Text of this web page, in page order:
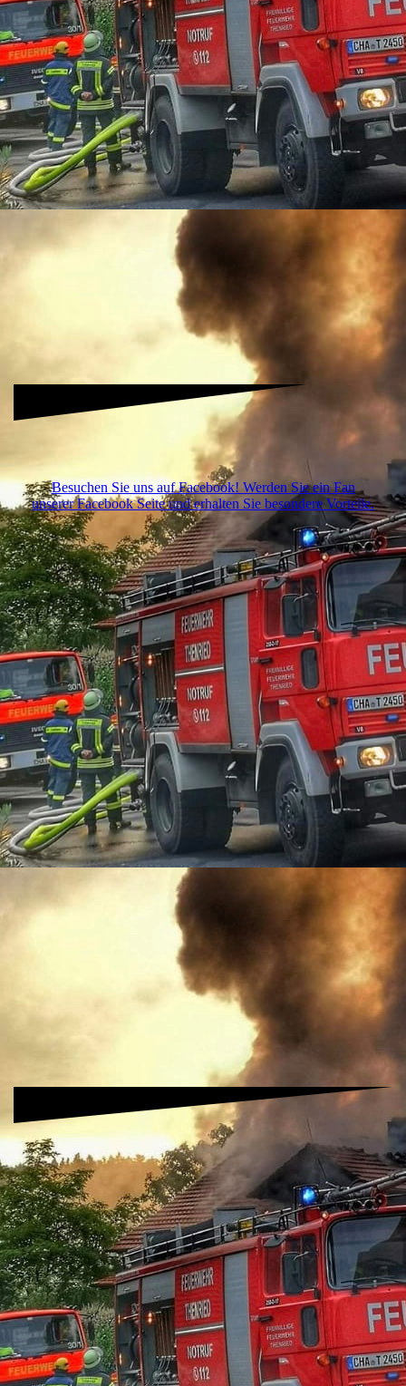
Besuchen Sie uns auf Facebook! Werden Sie ein Fan
unserer Facebook Seite und erhalten Sie besondere Vorteile.